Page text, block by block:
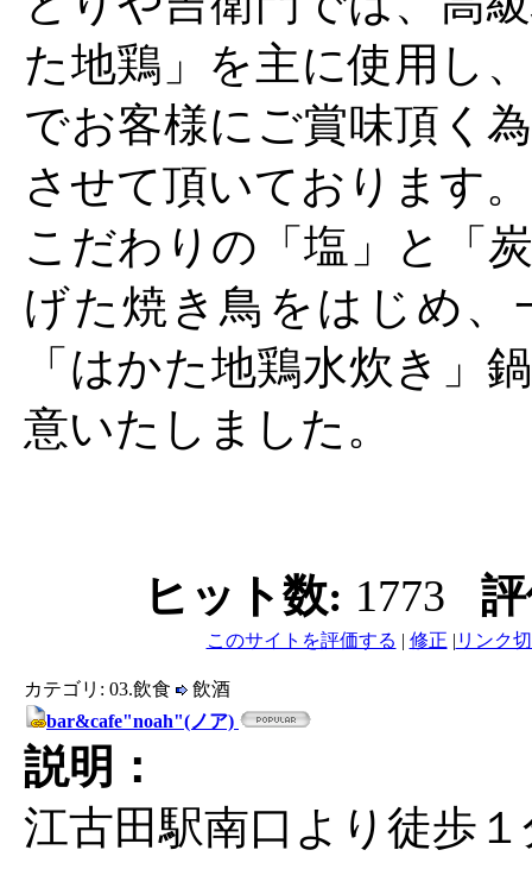
た地鶏」を主に使用し
でお客様にご賞味頂く
させて頂いております。
こだわりの「塩」と「
げた焼き鳥をはじめ、
「はかた地鶏水炊き」
意いたしました。
ヒット数: 1773
このサイトを評価する | 修正 | リンク
カテゴリ: 03.飲食
飲酒
bar&cafe"noah"(ノア)
説明：
江古田駅南口より徒歩